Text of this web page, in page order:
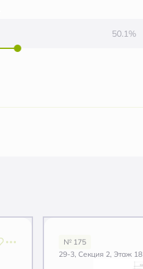
50.1%
№ 175
29-3, Секция 2, Этаж 18